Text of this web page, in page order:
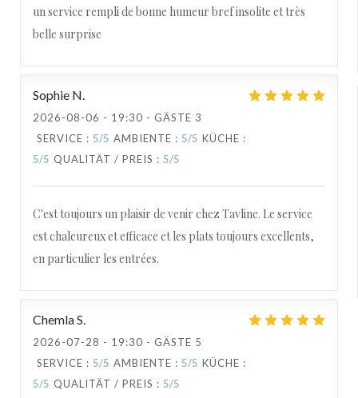
un service rempli de bonne humeur bref insolite et très
belle surprise
Sophie N
2026-08-06 - 19:30 - GÄSTE 3
SERVICE : 5/5 AMBIENTE : 5/5 KÜCHE :
5/5 QUALITÄT / PREIS : 5/5
C'est toujours un plaisir de venir chez Tavline. Le service
est chaleureux et efficace et les plats toujours excellents,
en particulier les entrées.
ChemlaS
2026-07-28 - 19:30 - GÄSTE 5
SERVICE : 5/5 AMBIENTE : 5/5 KÜCHE :
5/5 QUALITÄT / PREIS : 5/5